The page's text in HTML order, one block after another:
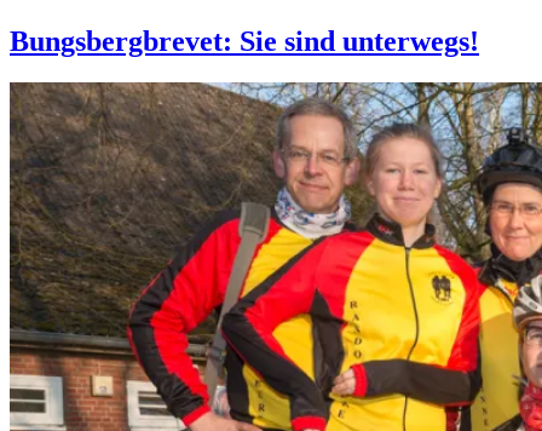
Bungsbergbrevet: Sie sind unterwegs!